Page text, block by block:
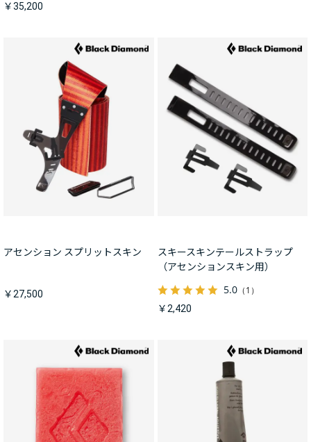
￥35,200
アセンション スプリットスキン
￥27,500
スキースキンテールストラップ
（アセンションスキン用）
5.0（1）
￥2,420